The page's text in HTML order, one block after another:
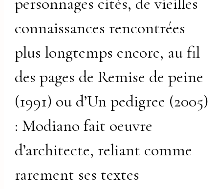
connaissances rencontrées
plus longtemps encore, au fil
des pages de Remise de peine
(1991) ou d’Un pedigree (2005)
: Modiano fait oeuvre
d’architecte, reliant comme
rarement ses textes